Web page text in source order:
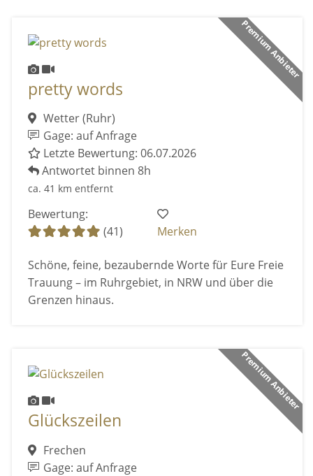
Premium Anbieter
pretty words
Wetter (Ruhr)
Gage: auf Anfrage
Letzte Bewertung: 06.07.2026
Antwortet binnen 8h
ca. 41 km entfernt
Bewertung:
(41)
Merken
Schöne, feine, bezaubernde Worte für Eure Freie
Trauung – im Ruhrgebiet, in NRW und über die
Grenzen hinaus.
Premium Anbieter
Glückszeilen
Frechen
Gage: auf Anfrage